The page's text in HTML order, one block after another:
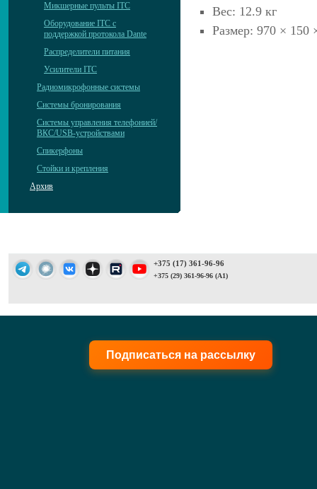
Микшерные пульты ITC
Оборудование ITC с
поддержкой протокола Dante
Распределители питания
Усилители ITC
Радиомикрофонные системы
Системы бронирования
Системы управления телефонией/
ВКС/USB-устройствами
Спикерфоны
Стойки и крепления
Архив
Вес: 12.9 кг
Размер: 970 × 150
+375 (17) 361-96-96
+375 (29) 361-96-96 (A1)
Подписаться на рассылку